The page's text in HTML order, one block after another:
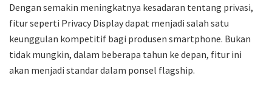
Dengan semakin meningkatnya kesadaran tentang privasi,
fitur seperti Privacy Display dapat menjadi salah satu
keunggulan kompetitif bagi produsen smartphone. Bukan
tidak mungkin, dalam beberapa tahun ke depan, fitur ini
akan menjadi standar dalam ponsel flagship.